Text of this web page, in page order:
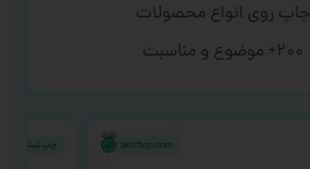
چاپ روی انواع محصولات
۲۰۰+ موضوع و مناسبت